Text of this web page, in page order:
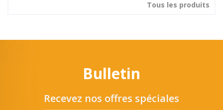
Tous les produits
Bulletin
Recevez nos offres spéciales